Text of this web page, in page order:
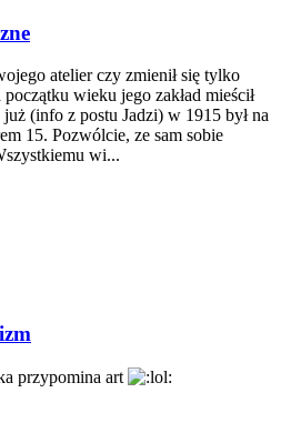
atelier czy zmienił się tylko
wieku jego zakład mieścił
(info z postu Jadzi) w 1915 był na
15. Pozwólcie, ze sam sobie
wi...
przypomina art